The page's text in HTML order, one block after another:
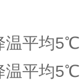
温平均
温平均